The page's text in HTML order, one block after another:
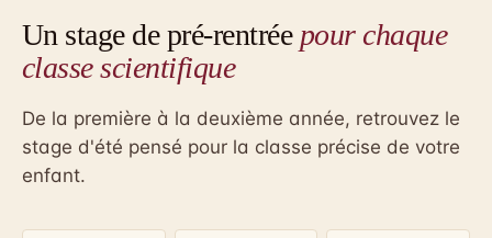
Un stage de pré-rentrée pour chaque
classe scientifique
De la première à la deuxième année, retrouvez le
stage d'été pensé pour la classe précise de votre
enfant.